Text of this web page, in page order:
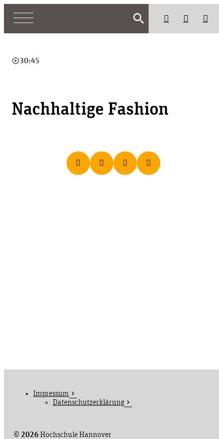
search
play_circle_outline30:45
Nachhaltige Fashion
© 2026Hochschule Hannover
Impressum
Datenschutzerklärung